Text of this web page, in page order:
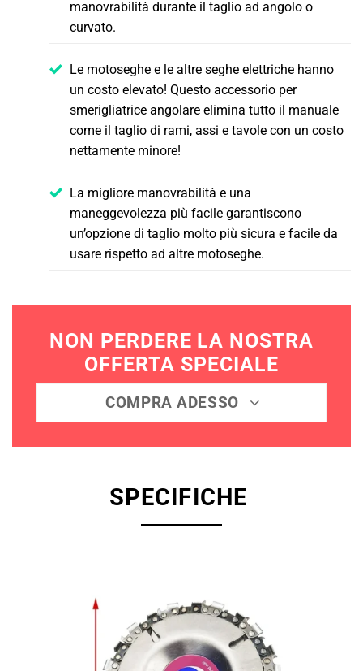
manovrabilità durante il taglio ad angolo o
curvato.
Le motoseghe e le altre seghe elettriche hanno
un costo elevato! Questo accessorio per
smerigliatrice angolare elimina tutto il manuale
come il taglio di rami, assi e tavole con un costo
nettamente minore!
La migliore manovrabilità e una
maneggevolezza più facile garantiscono
un’opzione di taglio molto più sicura e facile da
usare rispetto ad altre motoseghe.
NON PERDERE LA NOSTRA
OFFERTA SPECIALE
COMPRA ADESSO
SPECIFICHE